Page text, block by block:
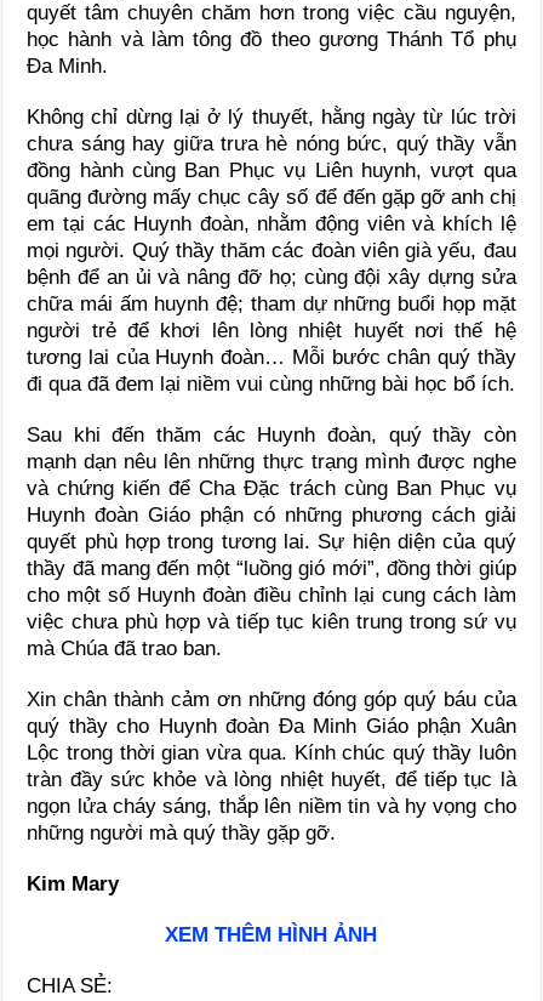
quyết tâm chuyên chăm hơn trong việc cầu nguyện,
học hành và làm tông đồ theo gương Thánh Tổ phụ
Đa Minh.
Không chỉ dừng lại ở lý thuyết, hằng ngày từ lúc trời
chưa sáng hay giữa trưa hè nóng bức, quý thầy vẫn
đồng hành cùng Ban Phục vụ Liên huynh, vượt qua
quãng đường mấy chục cây số để đến gặp gỡ anh chị
em tại các Huynh đoàn, nhằm động viên và khích lệ
mọi người. Quý thầy thăm các đoàn viên già yếu, đau
bệnh để an ủi và nâng đỡ họ; cùng đội xây dựng sửa
chữa mái ấm huynh đệ; tham dự những buổi họp mặt
người trẻ để khơi lên lòng nhiệt huyết nơi thế hệ
tương lai của Huynh đoàn… Mỗi bước chân quý thầy
đi qua đã đem lại niềm vui cùng những bài học bổ ích.
Sau khi đến thăm các Huynh đoàn, quý thầy còn
mạnh dạn nêu lên những thực trạng mình được nghe
và chứng kiến để Cha Đặc trách cùng Ban Phục vụ
Huynh đoàn Giáo phận có những phương cách giải
quyết phù hợp trong tương lai. Sự hiện diện của quý
thầy đã mang đến một “luồng gió mới”, đồng thời giúp
cho một số Huynh đoàn điều chỉnh lại cung cách làm
việc chưa phù hợp và tiếp tục kiên trung trong sứ vụ
mà Chúa đã trao ban.
Xin chân thành cảm ơn những đóng góp quý báu của
quý thầy cho Huynh đoàn Đa Minh Giáo phận Xuân
Lộc trong thời gian vừa qua. Kính chúc quý thầy luôn
tràn đầy sức khỏe và lòng nhiệt huyết, để tiếp tục là
ngọn lửa cháy sáng, thắp lên niềm tin và hy vọng cho
những người mà quý thầy gặp gỡ.
Kim Mary
XEM THÊM HÌNH ẢNH
CHIA SẺ: